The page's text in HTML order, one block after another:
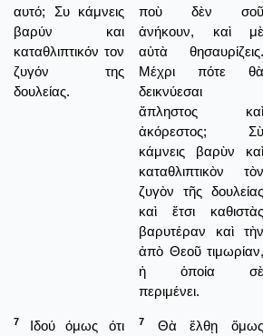
αυτό; Συ κάμνεις
βαρύν και
καταθλιπτικόν τον
ζυγόν της
δουλείας.
ποὺ δὲν σοῦ
ἀνήκουν, καὶ μὲ
αὐτὰ θησαυρίζεις.
Μέχρι πότε θὰ
δεικνύεσαι
ἄπληστος καὶ
ἀκόρεστος; Σὺ
κάμνεις βαρὺν καὶ
καταθλιπτικὸν τὸν
ζυγὸν τῆς δουλείας
καὶ ἔτσι καθιστὰς
βαρυτέραν καὶ τὴν
ἀπὸ Θεοῦ τιμωρίαν,
ἡ ὁποία σὲ
περιμένει.
7
Ιδού όμως ότι
7
Θὰ ἔλθῃ ὅμως